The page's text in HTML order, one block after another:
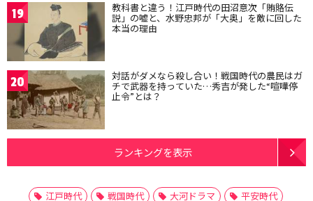
19 教科書と違う！江戸時代の田沼意次「賄賂伝
説」の嘘と、水野忠邦が「大奥」を敵に回した
本当の理由
20 対話がダメなら殺し合い！戦国時代の農民はガ
チで武器を持っていた…秀吉が発した“喧嘩停
止令”とは？
ランキングを表示
江戸時代 戦国時代 大河ドラマ
平安時代